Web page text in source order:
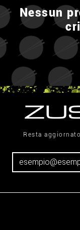
Nessun
Resta